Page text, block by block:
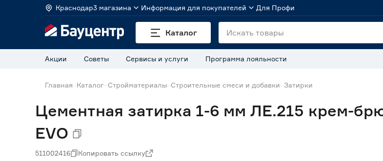
Краснодар3 магазина Информация для покупателей Для Профи
Каталог
Акции Советы Сервисы и услуги Программа лояльности
Главная Каталог Стройматериалы Строительные смеси и добавки Затирки
Цементная затирка 1-6 мм ЛЕ.215 крем-
EVO
511002416 Копировать ссылку